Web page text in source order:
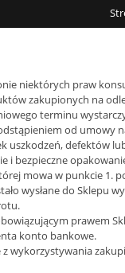
niektórych praw
zakupionych na
terminu
od
uszkodzeń, defektów
mowa w punkcie 1.
wysłane do Sklepu
prawem
konto bankowe.
z wykorzystywania